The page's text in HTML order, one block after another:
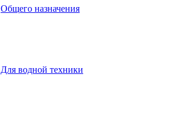
Общего назначения
Для водной техники